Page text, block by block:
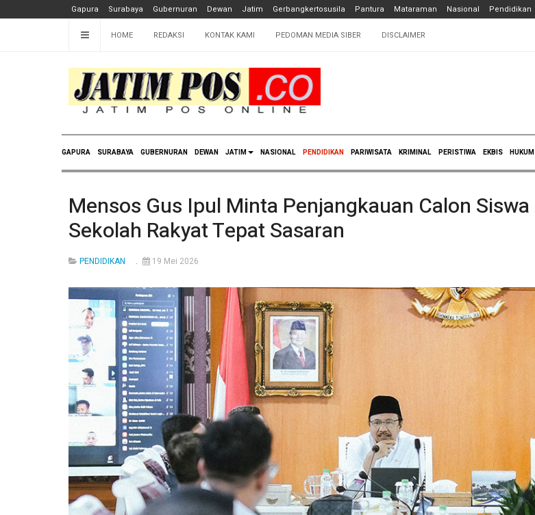
Gapura Surabaya Gubernuran Dewan Jatim Gerbangkertosusila Pantura Mataraman Nasional Pendidikan
HOME REDAKSI KONTAK KAMI PEDOMAN MEDIA SIBER DISCLAIMER
GAPURA SURABAYA GUBERNURAN DEWAN JATIM NASIONAL PENDIDIKAN PARIWISATA KRIMINAL PERISTIWA EKBIS HUKUM
Mensos Gus Ipul Minta Penjangkauan Calon Siswa
Sekolah Rakyat Tepat Sasaran
PENDIDIKAN 19 Mei 2026